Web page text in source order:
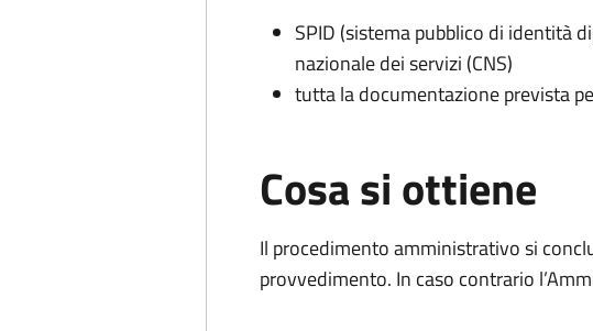
SPID (sistema pubblico di identità
nazionale dei servizi (CNS)
tutta la documentazione prevista
Cosa si ottiene
Il procedimento amministrativo si
provvedimento. In caso contrario